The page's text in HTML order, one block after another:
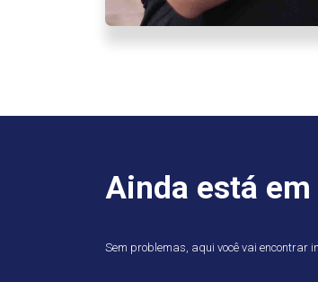
Ainda está em
Sem problemas, aqui você vai